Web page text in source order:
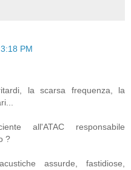
PM
la scarsa frequenza, la
all'ATAC responsabile
?
assurde, fastidiose,